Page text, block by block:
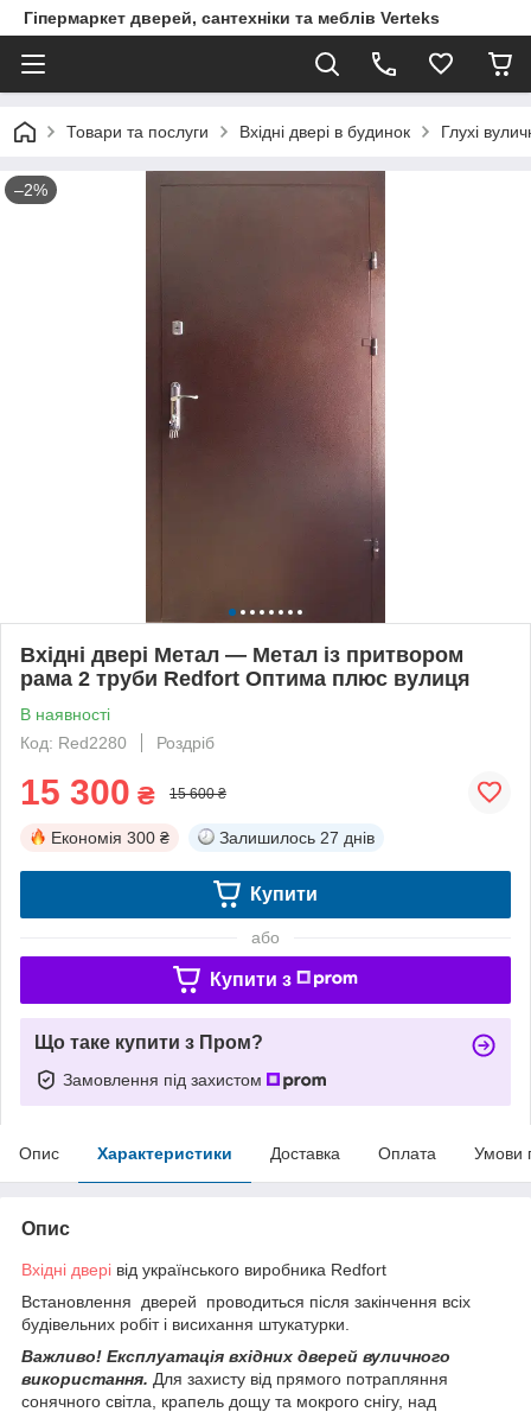
Гіпермаркет дверей, сантехніки та меблів Verteks
Товари та послуги Вхідні двері в будинок Глухі
–2%
Вхідні двері Метал — Метал із притвором
рама 2 труби Redfort Оптима плюс вулиця
В наявності
Код: Red2280
Роздріб
15 300 ₴ 15 600 ₴
Економія 300 ₴ Залишилось 27 днів
Купити
або
Купити з
Що таке купити з Пром?
Замовлення під захистом
Опис Характеристики Доставка Оплата Умови
Опис
Вхідні двері від українського виробника Redfort
Встановлення дверей проводиться після закінчення всіх
будівельних робіт і висихання штукатурки.
Важливо! Експлуатація вхідних дверей вуличного
використання. Для захисту від прямого потрапляння
сонячного світла, крапель дощу та мокрого снігу, над